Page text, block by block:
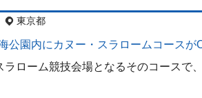
東京都
公園内にカヌー・スラロームコースが
ローム競技会場となるそのコースで